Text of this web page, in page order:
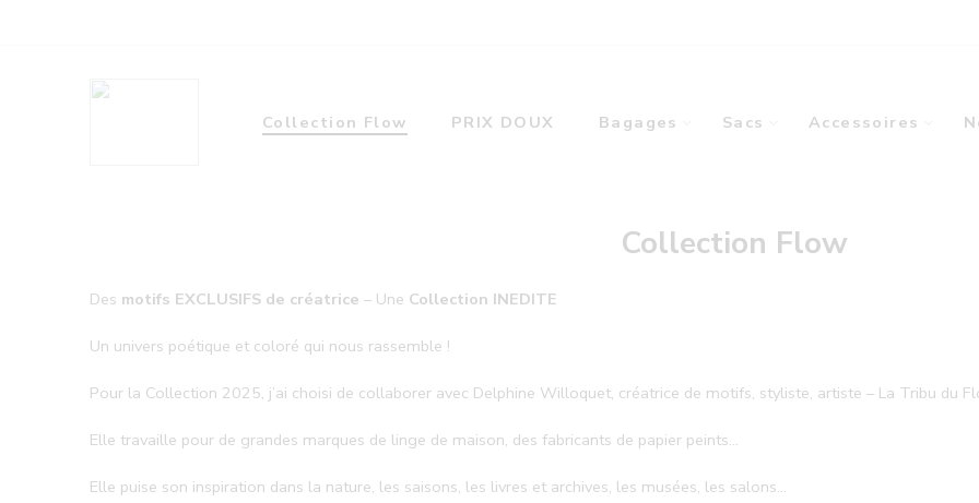
Collection Flow PRIX DOUX Bagages Sacs Accessoires
Collection Flow
Des motifs EXCLUSIFS de créatrice – Une Collection INEDITE
Un univers poétique et coloré qui nous rassemble !
Pour la Collection 2025, j’ai choisi de collaborer avec Delphine Willoquet, créatrice de motifs, styliste, artiste – La Tribu du
Elle travaille pour de grandes marques de linge de maison, des fabricants de papier peints…
Elle puise son inspiration dans la nature, les saisons, les livres et archives, les musées, les salons…